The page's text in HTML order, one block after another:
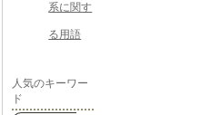
系に関す
る用語
人気のキーワー
ド